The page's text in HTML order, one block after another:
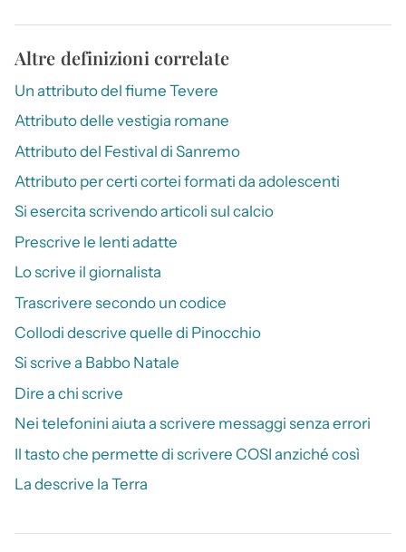
Altre definizioni correlate
Un attributo del fiume Tevere
Attributo delle vestigia romane
Attributo del Festival di Sanremo
Attributo per certi cortei formati da adolescenti
Si esercita scrivendo articoli sul calcio
Prescrive le lenti adatte
Lo scrive il giornalista
Trascrivere secondo un codice
Collodi descrive quelle di Pinocchio
Si scrive a Babbo Natale
Dire a chi scrive
Nei telefonini aiuta a scrivere messaggi senza errori
Il tasto che permette di scrivere COSI anziché così
La descrive la Terra